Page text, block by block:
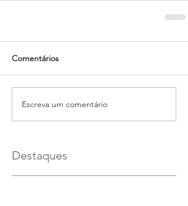
Comentários
Escreva um comentário
Destaques